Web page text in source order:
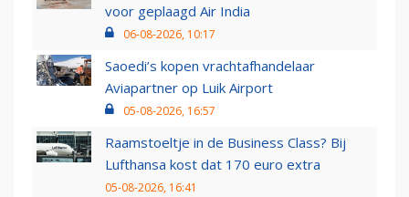
voor geplaagd Air India
06-08-2026, 10:17
Saoedi’s kopen vrachtafhandelaar
Aviapartner op Luik Airport
05-08-2026, 16:57
Raamstoeltje in de Business Class? Bij
Lufthansa kost dat 170 euro extra
05-08-2026, 16:41